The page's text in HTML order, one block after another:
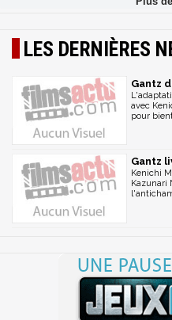
LES DERNIÈRES
Gantz
avec
pour
Gantz
Kenichi
Kazunari